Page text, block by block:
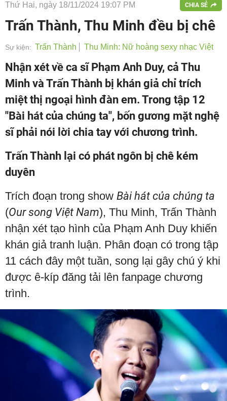
Thứ Hai, ngày 18/11/2024 19:07 PM CHIA SẺ
Trấn Thành, Thu Minh đều bị chê
Sự kiện: Trấn Thành Thu Minh: Nữ hoàng sexy nhạc Việt
Nhận xét về ca sĩ Phạm Anh Duy, cả Thu
Minh và Trấn Thành bị khán giả chỉ trích
miệt thị ngoại hình đàn em. Trong tập 12
"Bài hát của chúng ta", bốn gương mặt nghệ
sĩ phải nói lời chia tay với chương trình.
Trấn Thành lại có phát ngôn bị chê kém
duyên
Trích đoạn trong show Bài hát của chúng ta
(Our song Việt Nam), Thu Minh, Trấn Thành
nhận xét tạo hình của Phạm Anh Duy khiến
khán giả tranh luận. Phân đoạn có trong tập
11 cách đây một tuần, song lại gây chú ý khi
được ê-kíp đăng tải lên fanpage chương
trình.